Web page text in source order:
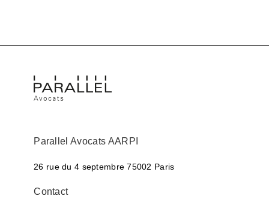
Parallel Avocats AARPI
26 rue du 4 septembre 75002 Paris
Contact